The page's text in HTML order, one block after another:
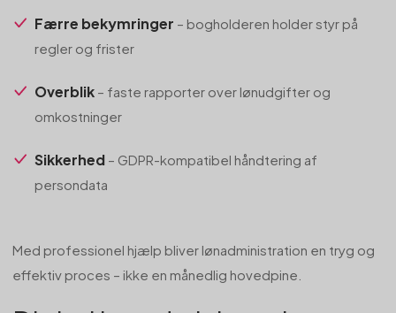
Færre bekymringer – bogholderen holder styr på
regler og frister
Overblik – faste rapporter over lønudgifter og
omkostninger
Sikkerhed – GDPR-kompatibel håndtering af
persondata
Med professionel hjælp bliver lønadministration en tryg og
effektiv proces – ikke en månedlig hovedpine.